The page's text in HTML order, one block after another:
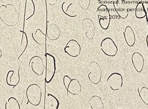
Техника:
watercolor
Год: 2019